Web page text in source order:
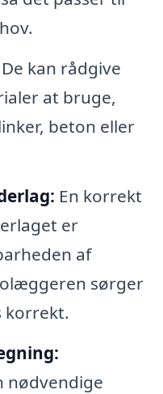
De kan rådgive
at bruge,
beton eller
En korrekt
er
af
sørger
korrekt.
nødvendige